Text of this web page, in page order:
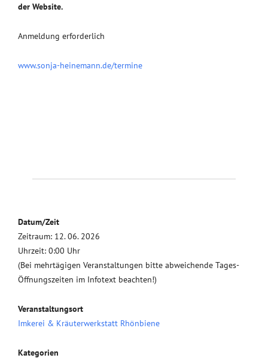
der Website.
Anmeldung erforderlich
www.sonja-heinemann.de/termine
Datum/Zeit
Zeitraum: 12. 06. 2026
Uhrzeit: 0:00 Uhr
(Bei mehrtägigen Veranstaltungen bitte abweichende Tages-
Öffnungszeiten im Infotext beachten!)
Veranstaltungsort
Imkerei & Kräuterwerkstatt Rhönbiene
Kategorien